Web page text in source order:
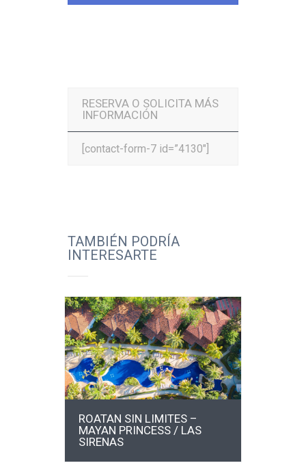
RESERVA O SOLICITA MÁS
INFORMACIÓN
[contact-form-7 id=”4130″]
TAMBIÉN PODRÍA
INTERESARTE
MÁS INFO
ROATAN SIN LIMITES –
MAYAN PRINCESS / LAS
SIRENAS